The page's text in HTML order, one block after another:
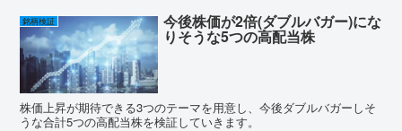
銘柄検証 今後株価が2倍(ダブルバガー)にな
りそうな5つの高配当株
株価上昇が期待できる3つのテーマを用意し、今後ダブルバガーしそ
うな合計5つの高配当株を検証していきます。